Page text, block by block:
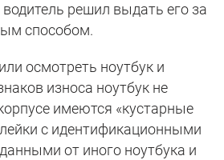
решил выдать его за
способом.
осмотреть ноутбук и
износа ноутбук не
имеются «кустарные
с идентификационными
от иного ноутбука и